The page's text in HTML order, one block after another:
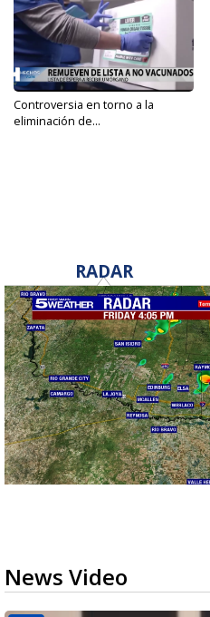
Controversia en torno a la
eliminación de...
RADAR
News Video